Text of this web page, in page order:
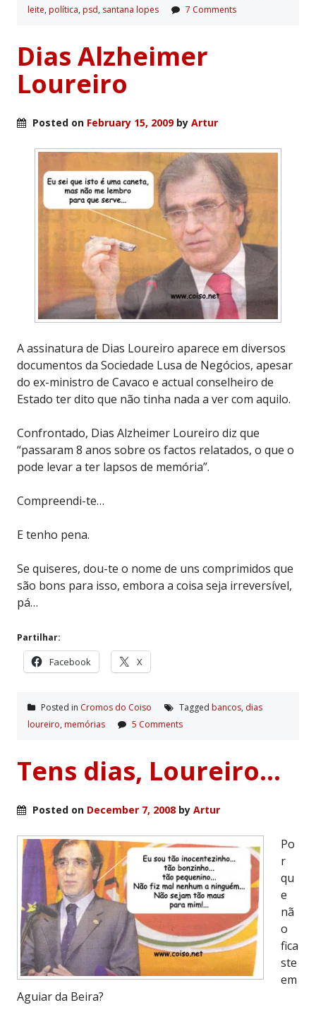
leite, polí­tica, psd, santana lopes 7 Comments
Dias Alzheimer
Loureiro
Posted on February 15, 2009by Artur
A assinatura de Dias Loureiro aparece em diversos
documentos da Sociedade Lusa de Negócios, apesar
do ex-ministro de Cavaco e actual conselheiro de
Estado ter dito que não tinha nada a ver com aquilo.
Confrontado, Dias Alzheimer Loureiro diz que
“passaram 8 anos sobre os factos relatados, o que o
pode levar a ter lapsos de memória”.
Compreendi-te…
E tenho pena.
Se quiseres, dou-te o nome de uns comprimidos que
são bons para isso, embora a coisa seja irreversível,
pá…
Partilhar:
Facebook X
Posted in Cromos do Coiso Tagged bancos, dias
loureiro, memórias 5 Comments
Tens dias, Loureiro…
Posted on December 7, 2008 by Artur
Po
r
qu
e
nã
o
fica
ste
em
Aguiar da Beira?